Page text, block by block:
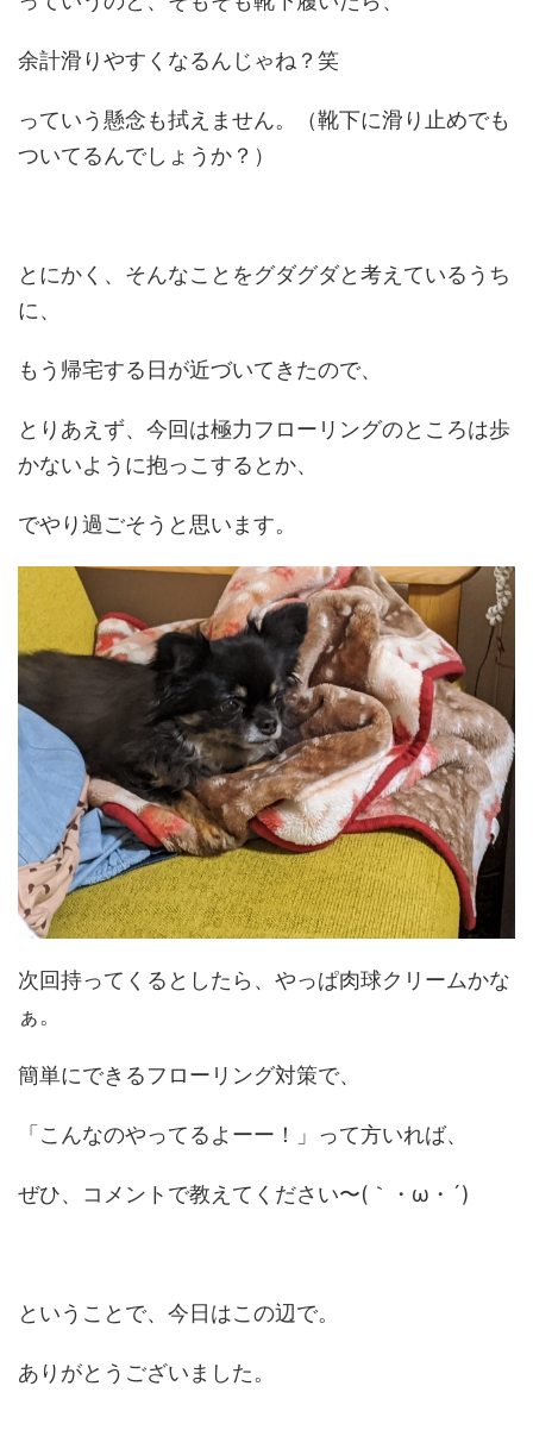
余計滑りやすくなるんじゃね？笑
っていう懸念も拭えません。（靴下に滑り止めでも
ついてるんでしょうか？）
とにかく、そんなことをグダグダと考えているうち
に、
もう帰宅する日が近づいてきたので、
とりあえず、今回は極力フローリングのところは歩
かないように抱っこするとか、
でやり過ごそうと思います。
次回持ってくるとしたら、やっぱ肉球クリームかな
ぁ。
簡単にできるフローリング対策で、
「こんなのやってるよーー！」って方いれば、
ぜひ、コメントで教えてください〜(｀・ω・´)
ということで、今日はこの辺で。
ありがとうございました。